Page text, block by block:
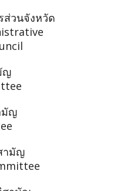
ส่วนจังหวัด
ญ
มัญ
ามัญ